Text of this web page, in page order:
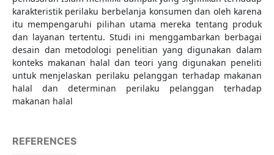
karakteristik perilaku berbelanja konsumen dan oleh karena
itu mempengaruhi pilihan utama mereka tentang produk
dan layanan tertentu. Studi ini menggambarkan berbagai
desain dan metodologi penelitian yang digunakan dalam
konteks makanan halal dan teori yang digunakan peneliti
untuk menjelaskan perilaku pelanggan terhadap makanan
halal dan determinan perilaku pelanggan terhadap
makanan halal
REFERENCES